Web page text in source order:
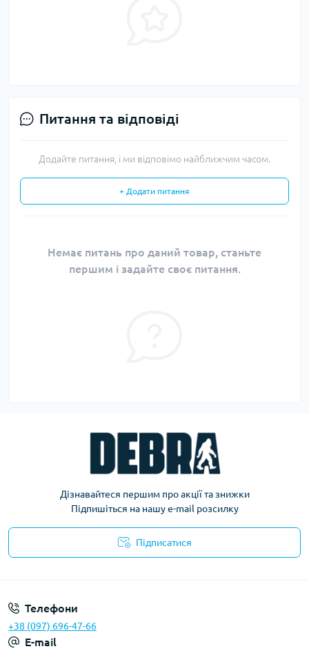
Питання та відповіді
Додайте питання, і ми відповімо найближчим часом.
+ Додати питання
Немає питань про даний товар, станьте
першим і задайте своє питання.
Дізнавайтеся першим про акції та знижки
Підпишіться на нашу e-mail розсилку
Підписатися
Телефони
+38 (097) 696-47-66
E-mail